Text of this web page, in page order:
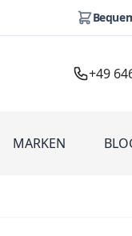
+49
submenu for
MARKEN